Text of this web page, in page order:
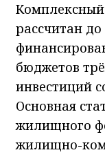
рассчитан
бюджетов
инвестиций
Основная
жилищного
жилищно-